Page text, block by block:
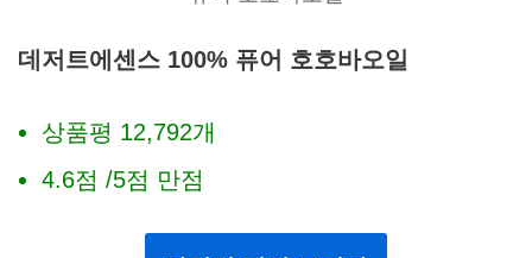
데저트에센스 100% 퓨어 호호바오일
상품평 12,792개
4.6점 /5점 만점